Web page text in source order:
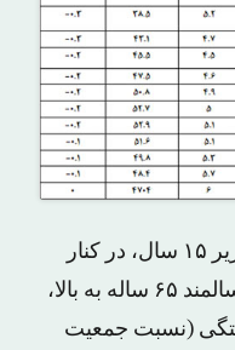
– کاسته شدن از سهم جمعیت زیر ١۵ سال، در کنار
افزایش تدریجی سهم جمعیت سالمند ۶۵ ساله به بالا،
(نسبت جمعیت